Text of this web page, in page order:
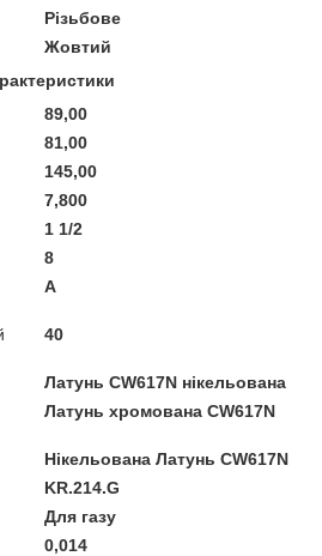
Різьбове
Жовтий
89,00
81,00
145,00
7,800
1 1/2
8
А
40
Латунь CW617N нікельована
Латунь хромована CW617N
Нікельована Латунь CW617N
KR.214.G
Для газу
0,014